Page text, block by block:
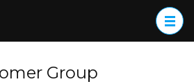
Group